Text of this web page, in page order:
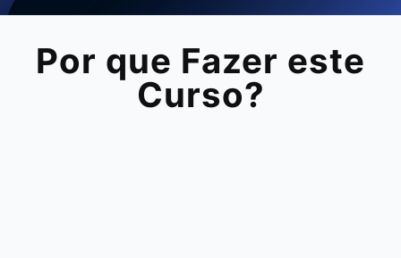
Por que Fazer este
Curso?